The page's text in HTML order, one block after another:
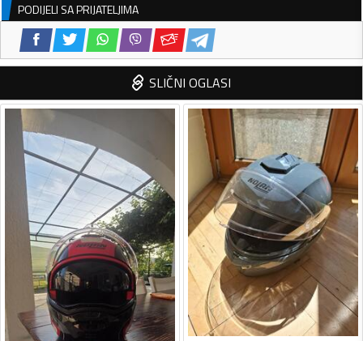
PODIJELI SA PRIJATELJIMA
SLIČNI OGLASI